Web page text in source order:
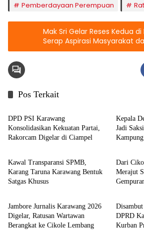
Pemberdayaan Perempuan
Mak Sri Gelar Reses Kedua
Serap Aspirasi Masyarakat
Lokal
Pos Terkait
Berita
DPD PSI Karawang
Konsolidasikan Kekuatan Partai,
Rakorcam Digelar di Ciampel
Kepala
Jadi
Berita
Kawal Transparansi SPMB,
Karang Taruna Karawang Bentuk
Satgas Khusus
Berita
Dari
Merajut
Berita
Jambore Jurnalis Karawang 2026
Digelar, Ratusan Wartawan
Berangkat ke Cikole Lembang
Berita
DPRD
Kurban